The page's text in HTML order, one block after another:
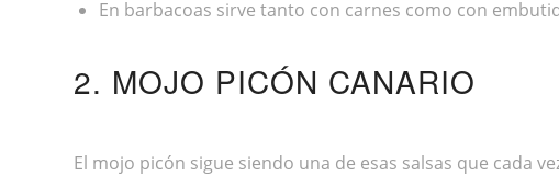
En barbacoas sirve tanto con carnes como con
2. MOJO PICÓN CANARIO
El mojo picón sigue siendo una de esas salsas que cada